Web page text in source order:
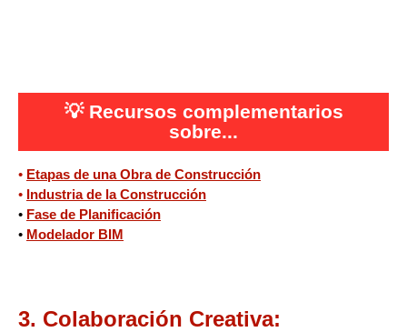
💡 Recursos complementarios
sobre...
• Etapas de una Obra de Construcción
• Industria de la Construcción
• Fase de Planificación
• Modelador BIM
3. Colaboración Creativa: